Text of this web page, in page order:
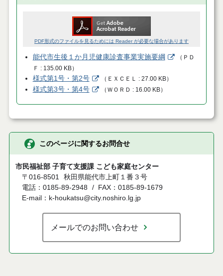
PDF形式のファイルを見るためには Reader が必要な場合があります
能代市生後１か月児健康診査事業実施要綱 （ ＰＤ
Ｆ
135.00 KB）
様式第1号・第2号 （ ＥＸＣＥＬ 27.00 KB）
様式第3号・第4号 （ ＷＯＲＤ 16.00 KB）
このページに関するお問合せ
市民福祉部 子育て支援課 こども家庭センター
〒016-8501 秋田県能代市上町１番３号
電話：0185-89-2948
FAX：0185-89-1679
E-mail：k-houkatsu@city.noshiro.lg.jp
メールでのお問い合わせ